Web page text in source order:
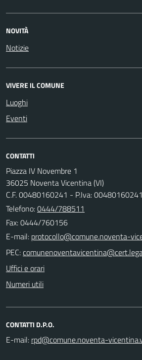
NOVITÀ
Notizie
VIVERE IL COMUNE
Luoghi
Eventi
CONTATTI
Piazza IV Novembre 1
36025 Noventa Vicentina (VI)
C.F. 00480160241 - P.Iva: 00480160241
Telefono:0444/788511
Fax: 0444/760156
E-mail:
PEC:
Uffici e orari
Numeri utili
CONTATTI D.P.O.
E-mail: